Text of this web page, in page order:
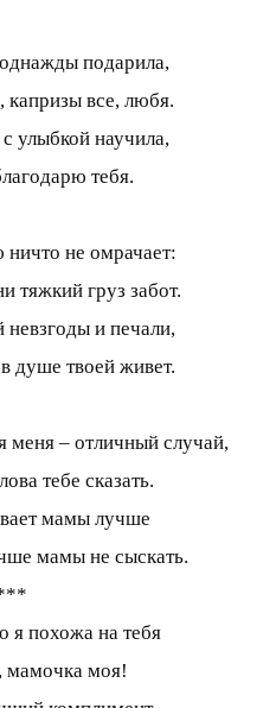
подарила,
капризы все, любя.
улыбкой научила,
тебя.
не омрачает:
тяжкий груз забот.
невзгоды и печали,
душе твоей живет.
меня – отличный случай,
тебе сказать.
мамы лучше
мамы не сыскать.
я похожа на тебя
мамочка моя!